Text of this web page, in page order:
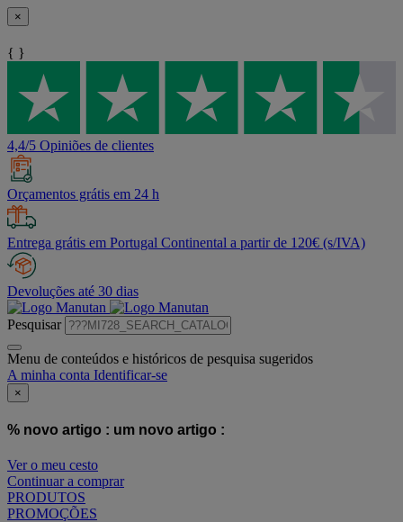
×
{ }
4,4/5 Opiniões de clientes
Orçamentos grátis em 24 h
Entrega grátis em Portugal Continental a partir de 120€ (s/IVA)
Devoluções até 30 dias
Pesquisar
Menu de conteúdos e históricos de pesquisa sugeridos
A minha conta Identificar-se
×
% novo artigo : um novo artigo :
Ver o meu cesto
Continuar a comprar
PRODUTOS
PROMOÇÕES